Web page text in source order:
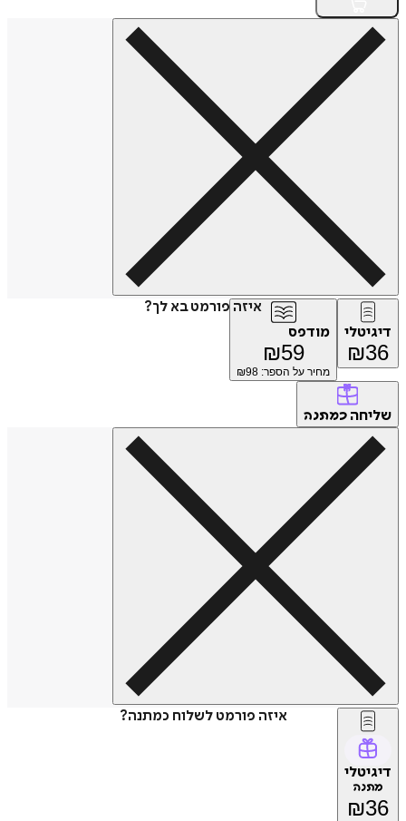
איזה פורמט בא לך?
דיגיטלי
₪36
מודפס
₪59
מחיר על הספר: ₪ 98
שליחה כמתנה
איזה פורמט לשלוח כמתנה?
דיגיטלי
מתנה
₪36